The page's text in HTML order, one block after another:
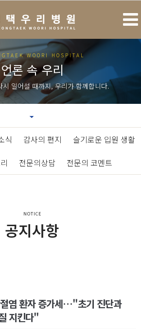
WOORI HOSPITAL
언론 속 우리
시 일어설 때까지, 우리가 함께합니다.
식 감사의 편지 슬기로운 입원 생활
전문의상담 전문의 코멘트
NOTICE
공지사항
염 환자 증가세…"초기 진단과
지킨다"